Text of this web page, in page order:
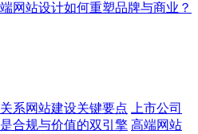
网站设计如何重塑品牌与商业？
系网站建设关键要点
上市公司
合规与价值的双引擎 高端网站